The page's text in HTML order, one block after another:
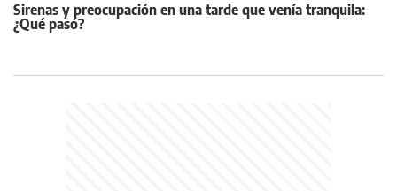
Sirenas y preocupación en una tarde que venía tranquila:
¿Qué pasó?